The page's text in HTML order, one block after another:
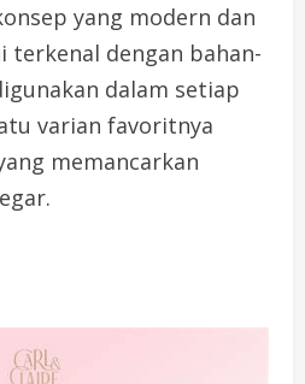
yang modern dan
terkenal dengan bahan-
dalam setiap
varian favoritnya
memancarkan